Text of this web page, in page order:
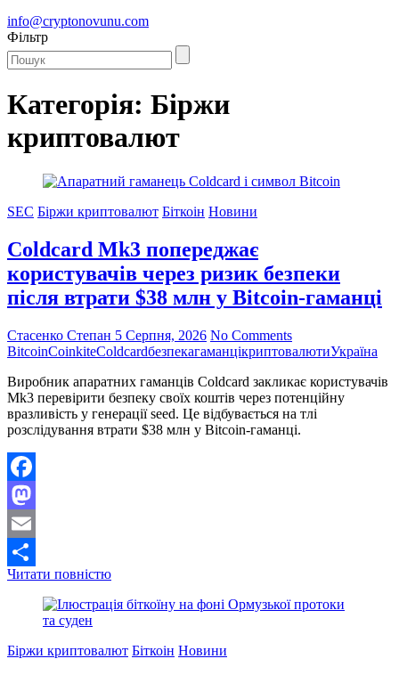
info@cryptonovunu.com
Фiльтр
Категорія: Біржи
криптовалют
SEC Біржи криптовалют Біткоін Новини
Coldcard Mk3 попереджає
користувачів через ризик безпеки
після втрати $38 млн у Bitcoin-гаманці
Стасенко Степан 5 Серпня, 2026 No Comments
BitcoinCoinkiteColdcardбезпекагаманцікриптовалютиУкраїна
Виробник апаратних гаманців Coldcard закликає користувачів
Mk3 перевірити безпеку своїх коштів через потенційну
вразливість у генерації seed. Це відбувається на тлі
розслідування втрати $38 млн у Bitcoin-гаманці.
Facebook
Mastodon
Email
Поділитися
Читати повністюColdcard
попереджає
ризик
Біржи криптовалют Біткоін Новини